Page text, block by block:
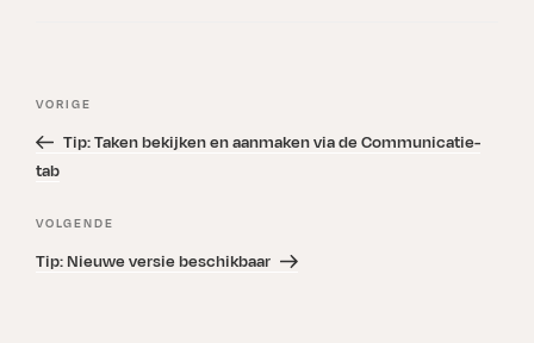
Bericht
Vorig
bericht
VORIGE
Tip: Taken bekijken en aanmaken via de Communicatie-
tab
Volgend
bericht
VOLGENDE
Tip: Nieuwe versie beschikbaar